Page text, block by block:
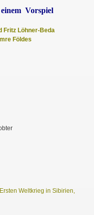
Vorspiel
Fritz Löhner-Beda
Földes
Weltkrieg in Sibirien,